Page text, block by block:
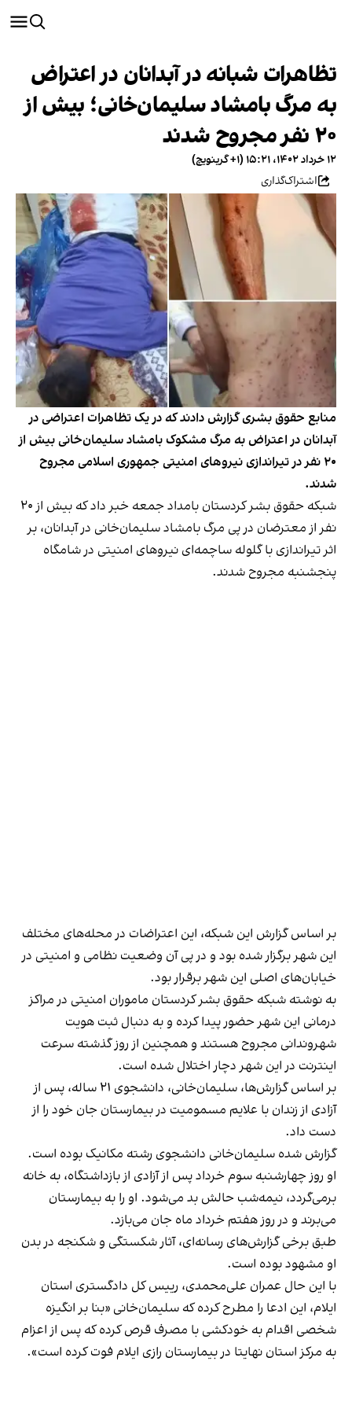
تظاهرات شبانه در آبدانان در اعتراض
به مرگ بامشاد سلیمان‌خانی؛ بیش از
۲۰ نفر مجروح شدند
۱۲ خرداد ۱۴۰۲، ۱۵:۲۱ (‎+۱ گرینویچ)
اشتراک‌گذاری
منابع حقوق بشری گزارش دادند که در یک تظاهرات اعتراضی در
آبدانان در اعتراض به مرگ مشکوک بامشاد سلیمان‌خانی بیش از
۲۰ نفر در تیراندازی نیروهای امنیتی جمهوری اسلامی مجروح
شدند.
شبکه حقوق بشر کردستان بامداد جمعه خبر داد که بیش از ۲۰
نفر از معترضان در پی مرگ بامشاد سلیمان‌خانی در آبدانان، بر
اثر تیراندازی با گلوله ساچمه‌ای نیروهای امنیتی در شامگاه
پنجشنبه مجروح شدند.
بر اساس گزارش این شبکه، این اعتراضات در محله‌های مختلف
این شهر برگزار شده بود و در پی آن وضعیت نظامی و امنیتی در
خیابان‌های اصلی این شهر برقرار بود.
به نوشته شبکه حقوق بشر کردستان ماموران امنیتی در مراکز
درمانی این شهر حضور پیدا کرده و به دنبال ثبت هویت
شهروندانی مجروح هستند و همچنین از روز گذشته سرعت
اینترنت در این شهر دچار اختلال شده است.
بر اساس گزارش‌ها، سلیمان‌خانی، دانشجوی ۲۱ ساله، پس از
آزادی از زندان با علایم مسمومیت در بیمارستان جان خود را از
دست داد.
گزارش‌ شده سلیمان‌خانی دانشجوی رشته مکانیک بوده است.
او روز چهارشنبه سوم خرداد پس از آزادی از بازداشتگاه، به خانه
برمی‌گردد، نیمه‌شب حالش بد می‌شود. او را به بیمارستان
می‌برند و در روز هفتم خرداد ماه جان می‌بازد.
طبق برخی گزارش‌های رسانه‌ای، آثار شکستگی و شکنجه در بدن
او مشهود بوده است.
با این حال عمران علی‌محمدی، رییس کل دادگستری استان
ایلام، این ادعا را مطرح کرده که سلیمان‌خانی «بنا بر انگیزه
شخصی اقدام به خودکشی با مصرف قرص کرده که پس از اعزام
به مرکز استان نهایتا در بیمارستان رازی ایلام فوت کرده است».